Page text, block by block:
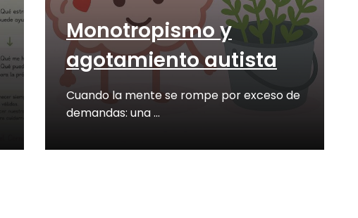
Monotropismo y
agotamiento autista
Cuando la mente se rompe por exceso de
demandas: una …